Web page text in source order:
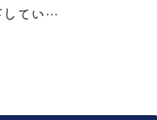
してい…